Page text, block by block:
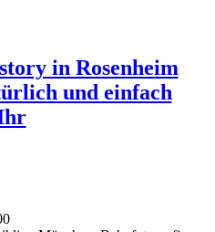
in Rosenheim
und einfach